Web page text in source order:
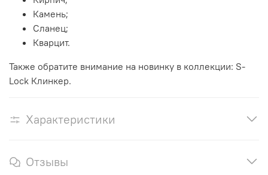
Камень;
Сланец;
Кварцит.
Также обратите внимание на новинку в коллекции: S-
Lock Клинкер.
Характеристики
Отзывы